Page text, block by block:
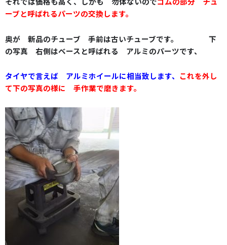
ーブと呼ばれるパーツの交換します。
奥が 新品のチューブ 手前は古いチューブです。 下
の写真 右側はベースと呼ばれる アルミのパーツです、
タイヤで言えば アルミホイールに相当致します、 これを外し
て下の写真の様に 手作業で磨きます。